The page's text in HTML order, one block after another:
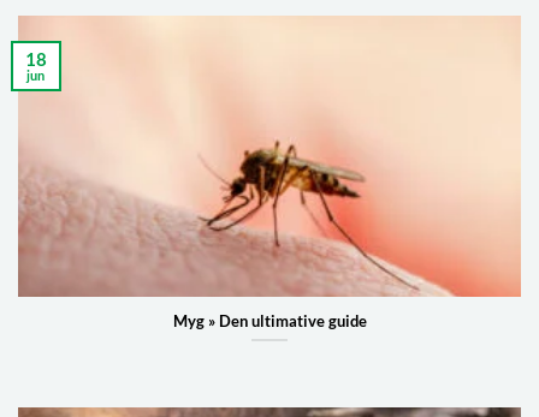
Myg » Den ultimative guide
18
jun